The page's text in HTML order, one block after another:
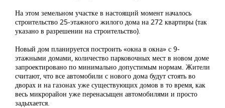
На этом земельном участке в настоящий момент началось
строительство 25-этажного жилого дома на 272 квартиры (так
указано в разрешении на строительство).
Новый дом планируется построить «окна в окна» с 9-
этажными домами, количество парковочных мест в новом доме
запроектировано по минимально допустимым нормам. Жители
считают, что все автомобили с нового дома будут стоять во
дворах и на газонах уже существующих домов в то время, как
весь микрорайон уже перенасыщен автомобилями и просто
задыхается.